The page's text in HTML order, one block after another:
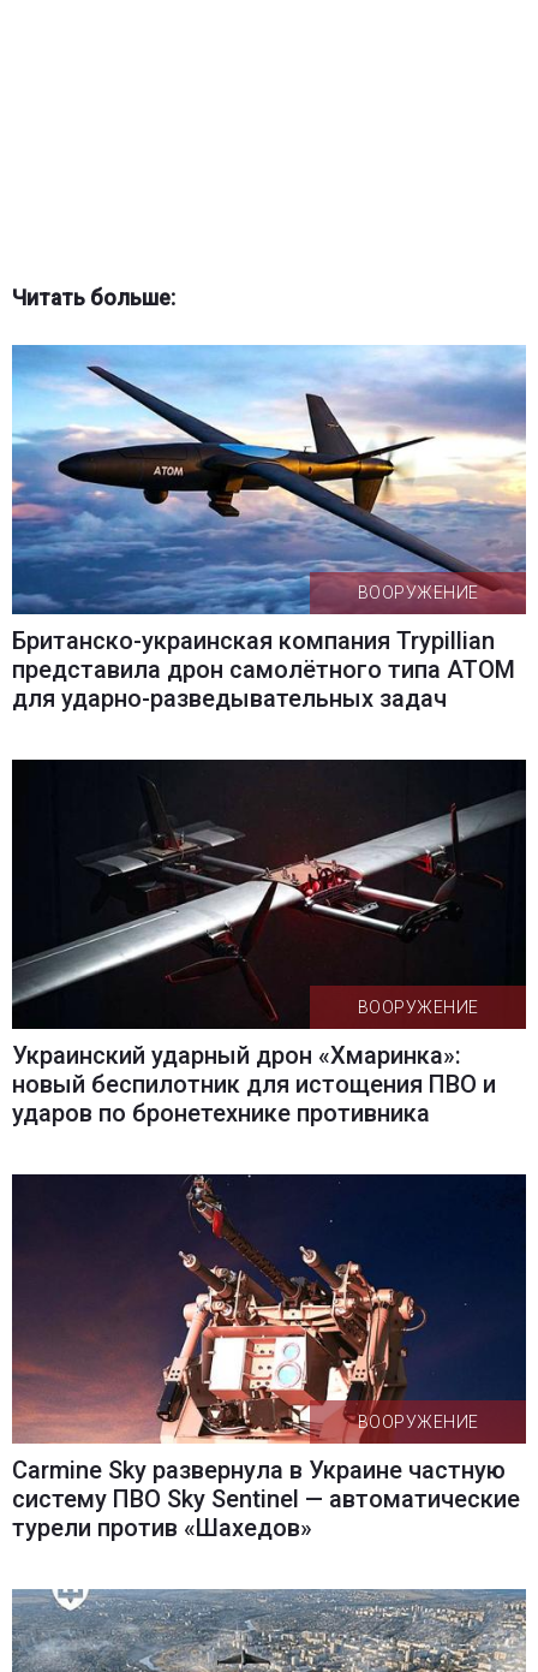
Читать больше:
ВООРУЖЕНИЕ
Британско-украинская компания Trypillian
представила дрон самолётного типа ATOM
для ударно-разведывательных задач
ВООРУЖЕНИЕ
Украинский ударный дрон «Хмаринка»:
новый беспилотник для истощения ПВО и
ударов по бронетехнике противника
ВООРУЖЕНИЕ
Carmine Sky развернула в Украине частную
систему ПВО Sky Sentinel — автоматические
турели против «Шахедов»